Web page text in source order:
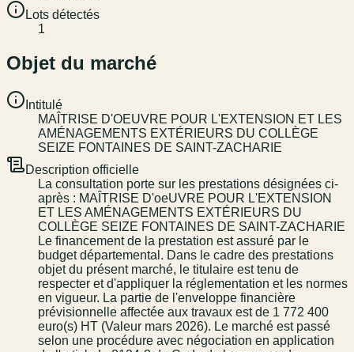
Lots détectés
1
Objet du marché
Intitulé
MAÎTRISE D'OEUVRE POUR L'EXTENSION ET LES
AMÉNAGEMENTS EXTÉRIEURS DU COLLÈGE
SEIZE FONTAINES DE SAINT-ZACHARIE
Description officielle
La consultation porte sur les prestations désignées ci-
après : MAÎTRISE D'oeUVRE POUR L'EXTENSION
ET LES AMÉNAGEMENTS EXTÉRIEURS DU
COLLÈGE SEIZE FONTAINES DE SAINT-ZACHARIE
Le financement de la prestation est assuré par le
budget départemental. Dans le cadre des prestations
objet du présent marché, le titulaire est tenu de
respecter et d'appliquer la réglementation et les normes
en vigueur. La partie de l'enveloppe financière
prévisionnelle affectée aux travaux est de 1 772 400
euro(s) HT (Valeur mars 2026). Le marché est passé
selon une procédure avec négociation en application